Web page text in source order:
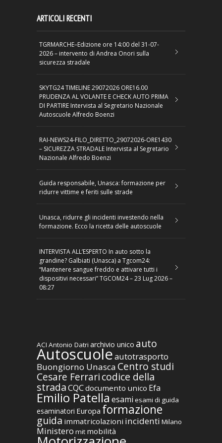
ARTICOLI RECENTI
TGRMARCHE–Edizione ore 14:00 del 31-07-
2026 – intervento di Andrea Onori sulla
sicurezza stradale
SKYTG24 TIMELINE 29072026 ORE16.00
PRUDENZA AL VOLANTE E CHECK AUTO PRIMA
DI PARTIRE Intervista al Segretario Nazionale
Autoscuole Alfredo Boenzi
RAI-NEWS24-FILO_DIRETTO_29072026-ORE1430
– SICUREZZA STRADALE Intervista al Segretario
Nazionale Alfredo Boenzi
Guida responsabile, Unasca: formazione per
ridurre vittime e feriti sulle strade
Unasca, ridurre gli incidenti investendo nella
formazione. Ecco la ricetta delle autoscuole
INTERVISTA ALL’ESPERTO In auto sotto la
grandine? Galbiati (Unasca) a Tgcom24:
“Mantenere sangue freddo e attivare tutti i
dispositivi necessari” TGCOM24 – 23 Lug 2026 –
08:27
ACI Antonio Datri archivio unico auto
Autoscuoleautotrasporto
Buongiorno Unasca Centro studi
Cesare Ferraricodice della
stradaCQCdocumento unico Efa
Emilio Patella esami esami di guida
esaminatori Europa formazione
guida immatricolazioni incidenti Milano
Ministero mit mobilità